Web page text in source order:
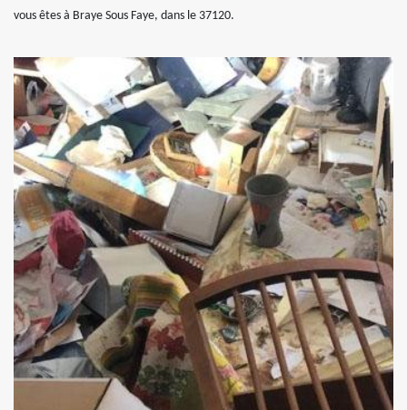
vous êtes à Braye Sous Faye, dans le 37120.